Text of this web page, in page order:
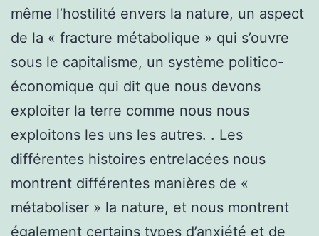
même l’hostilité envers la nature, un aspect
de la « fracture métabolique » qui s’ouvre
sous le capitalisme, un système politico-
économique qui dit que nous devons
exploiter la terre comme nous nous
exploitons les uns les autres. . Les
différentes histoires entrelacées nous
montrent différentes manières de «
métaboliser » la nature, et nous montrent
également certains types d’anxiété et de